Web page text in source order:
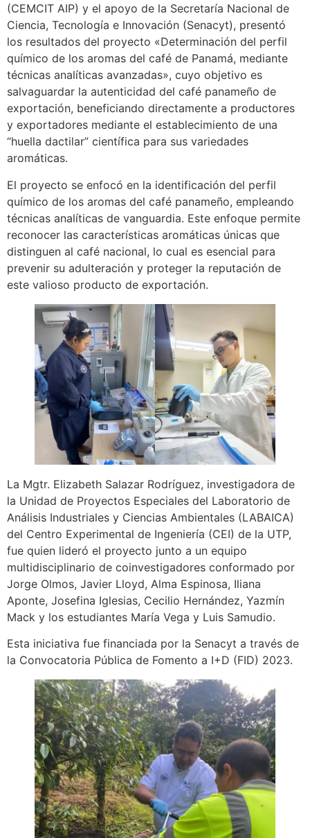
(CEMCIT AIP) y el apoyo de la Secretaría Nacional de
Ciencia, Tecnología e Innovación (Senacyt), presentó
los resultados del proyecto «Determinación del perfil
químico de los aromas del café de Panamá, mediante
técnicas analíticas avanzadas», cuyo objetivo es
salvaguardar la autenticidad del café panameño de
exportación, beneficiando directamente a productores
y exportadores mediante el establecimiento de una
“huella dactilar” científica para sus variedades
aromáticas.
El proyecto se enfocó en la identificación del perfil
químico de los aromas del café panameño, empleando
técnicas analíticas de vanguardia. Este enfoque permite
reconocer las características aromáticas únicas que
distinguen al café nacional, lo cual es esencial para
prevenir su adulteración y proteger la reputación de
este valioso producto de exportación.
La Mgtr. Elizabeth Salazar Rodríguez, investigadora de
la Unidad de Proyectos Especiales del Laboratorio de
Análisis Industriales y Ciencias Ambientales (LABAICA)
del Centro Experimental de Ingeniería (CEI) de la UTP,
fue quien lideró el proyecto junto a un equipo
multidisciplinario de coinvestigadores conformado por
Jorge Olmos, Javier Lloyd, Alma Espinosa, Iliana
Aponte, Josefina Iglesias, Cecilio Hernández, Yazmín
Mack y los estudiantes María Vega y Luis Samudio.
Esta iniciativa fue financiada por la Senacyt a través de
la Convocatoria Pública de Fomento a I+D (FID) 2023.